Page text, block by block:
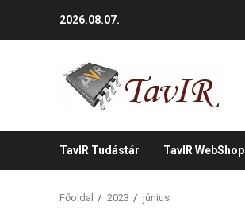
2026.08.07.
TavIR Tudástár TavIR WebShop
Főoldal 2023 június